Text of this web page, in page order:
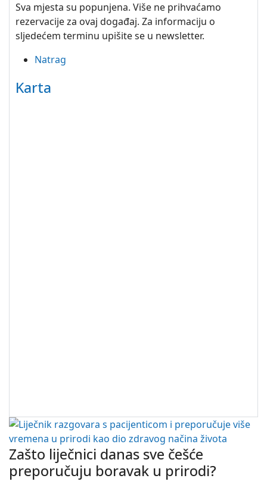
Sva mjesta su popunjena. Više ne prihvaćamo
rezervacije za ovaj događaj. Za informaciju o
sljedećem terminu upišite se u newsletter.
Natrag
Karta
Zašto liječnici danas sve češće
preporučuju boravak u prirodi?